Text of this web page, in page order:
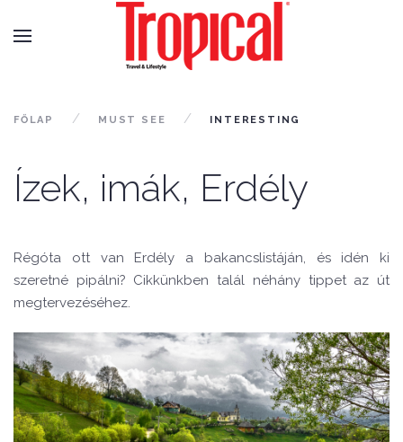
FŐLAP MUST SEE INTERESTING
Ízek, imák, Erdély
Régóta ott van Erdély a bakancslistáján, és idén ki
szeretné pipálni? Cikkünkben talál néhány tippet az út
megtervezéséhez.